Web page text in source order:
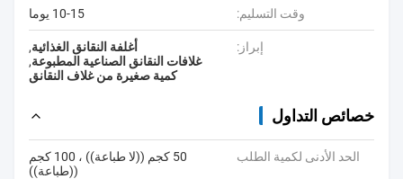
وقت التسليم: 10-15 يوما
إبراز: أغلفة النقانق الغذائية,
غلافات النقانق الصناعية المطبوعة,
كمية صغيرة من غلاف النقانق
خصائص التداول
الحد الأدنى لكمية الطلب
50 كجم ((لا طباعة)) ، 100 كجم
((طباعة))